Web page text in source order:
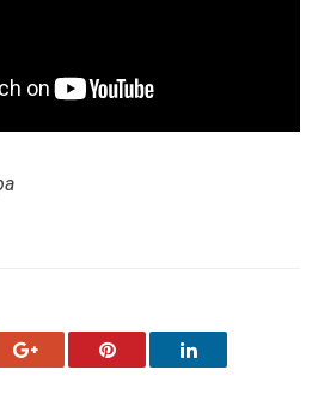
Google+ Pinterest LinkedIn